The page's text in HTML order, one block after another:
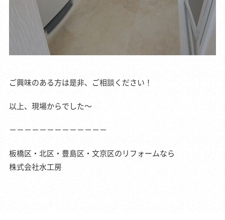
ご興味のある方は是非、ご相談ください！
以上、現場からでした～
－－－－－－－－－－－－－
板橋区・北区・豊島区・文京区のリフォームなら
株式会社水工房